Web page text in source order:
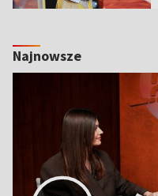
Najnowsze